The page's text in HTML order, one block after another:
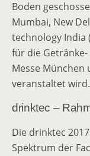
Boden
Mumbai, New
technology India
für die
Messe München
veranstaltet wird.
drinktec –
Die drinktec
Spektrum der